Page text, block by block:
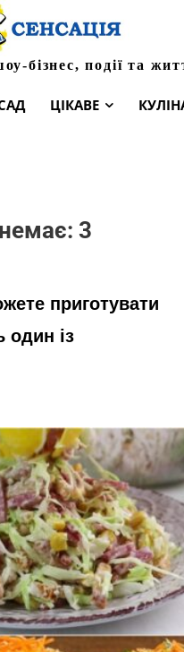
бізнес, події та
ЦІКАВЕ
3
приготувати
один із